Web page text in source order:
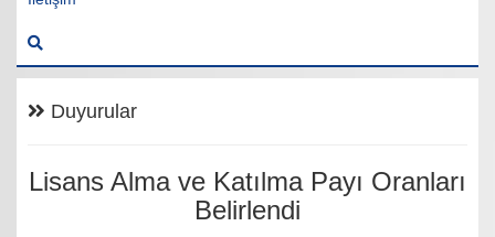
Duyurular
Lisans Alma ve Katılma Payı Oranları
Belirlendi